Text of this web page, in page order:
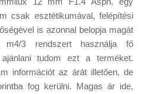
csak esztétikumával, felépítési
is azonnal belopja magát
3 rendszert használja fő
tudom ezt a terméket.
információt az árát illetően, de
fog kerülni. Magas ár ide,